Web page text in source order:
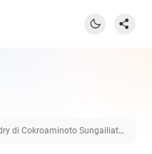
di Cokroaminoto Sungailiat